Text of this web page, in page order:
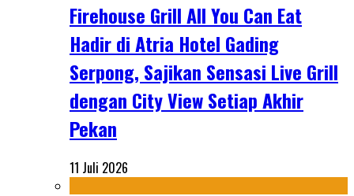
Firehouse Grill All You Can Eat
Hadir di Atria Hotel Gading
Serpong, Sajikan Sensasi Live Grill
dengan City View Setiap Akhir
Pekan
11 Juli 2026